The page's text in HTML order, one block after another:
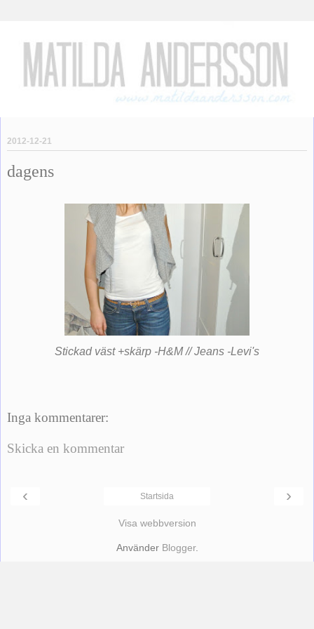
2012-12-21
dagens
Stickad väst +skärp -H&M // Jeans -Levi's
Inga kommentarer:
Skicka en kommentar
‹ ›
Startsida
Visa webbversion
Använder Blogger.